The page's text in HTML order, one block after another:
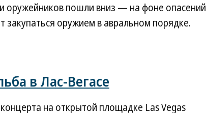
оружейников пошли вниз — на фоне опасений
закупаться оружием в авральном порядке.
в Лас-Вегасе
на открытой площадке Las Vegas